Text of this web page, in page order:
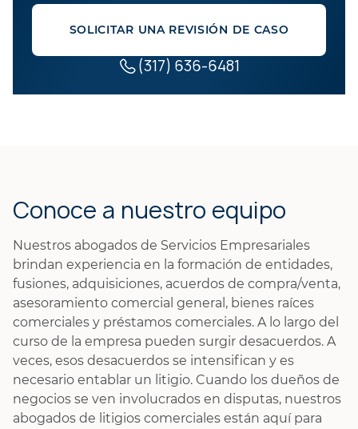
SOLICITAR UNA REVISIÓN DE CASO
(317) 636-6481
Conoce a nuestro equipo
Nuestros abogados de Servicios Empresariales
brindan experiencia en la formación de entidades,
fusiones, adquisiciones, acuerdos de compra/venta,
asesoramiento comercial general, bienes raíces
comerciales y préstamos comerciales. A lo largo del
curso de la empresa pueden surgir desacuerdos. A
veces, esos desacuerdos se intensifican y es
necesario entablar un litigio. Cuando los dueños de
negocios se ven involucrados en disputas, nuestros
abogados de litigios comerciales están aquí para